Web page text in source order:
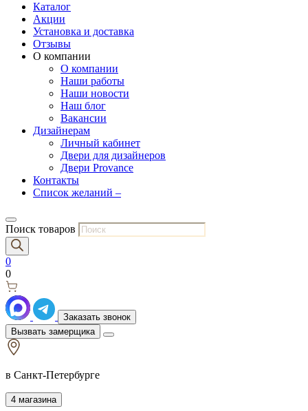
Каталог
Акции
Установка и доставка
Отзывы
О компании
О компании
Наши работы
Наши новости
Наш блог
Вакансии
Дизайнерам
Личный кабинет
Двери для дизайнеров
Двери Provance
Контакты
Список желаний –
Поиск товаров
0
0
Заказать звонок
Вызвать замерщика
в Санкт-Петербурге
4 магазина